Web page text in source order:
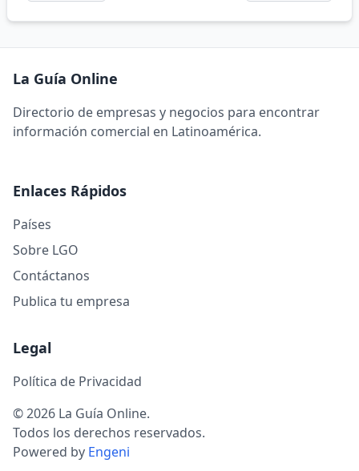
La Guía Online
Directorio de empresas y negocios para encontrar
información comercial en Latinoamérica.
Enlaces Rápidos
Países
Sobre LGO
Contáctanos
Publica tu empresa
Legal
Política de Privacidad
© 2026 La Guía Online.
Todos los derechos reservados.
Powered by Engeni